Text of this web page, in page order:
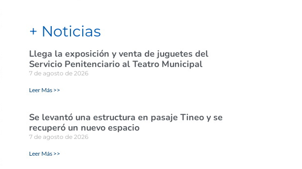
+ Noticias
Llega la exposición y venta de juguetes del
Servicio Penitenciario al Teatro Municipal
7 de agosto de 2026
Leer Más >>
Se levantó una estructura en pasaje Tineo y se
recuperó un nuevo espacio
7 de agosto de 2026
Leer Más >>